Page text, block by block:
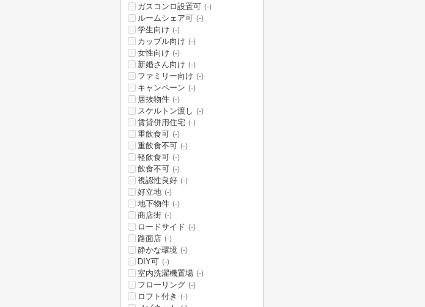
ガスコンロ設置可 (-)
ルームシェア可 (-)
学生向け (-)
カップル向け (-)
女性向け (-)
新婚さん向け (-)
ファミリー向け (-)
キャンペーン (-)
居抜物件 (-)
スケルトン渡し (-)
賃貸併用住宅 (-)
重飲食可 (-)
重飲食不可 (-)
軽飲食可 (-)
飲食不可 (-)
視認性良好 (-)
好立地 (-)
地下物件 (-)
商店街 (-)
ロードサイド (-)
路面店 (-)
静かな環境 (-)
DIY可 (-)
室内洗濯機置場 (-)
フローリング (-)
ロフト付き (-)